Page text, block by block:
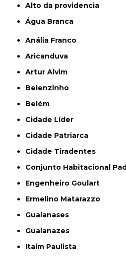
alto da providencia
Água Branca
Anália Franco
Aricanduva
Artur Alvim
Belenzinho
Belém
Cidade Líder
Cidade Patriarca
Cidade Tiradentes
Conjunto Habitacional
Engenheiro Goulart
Ermelino Matarazzo
Guaianases
Guaianazes
Itaim Paulista